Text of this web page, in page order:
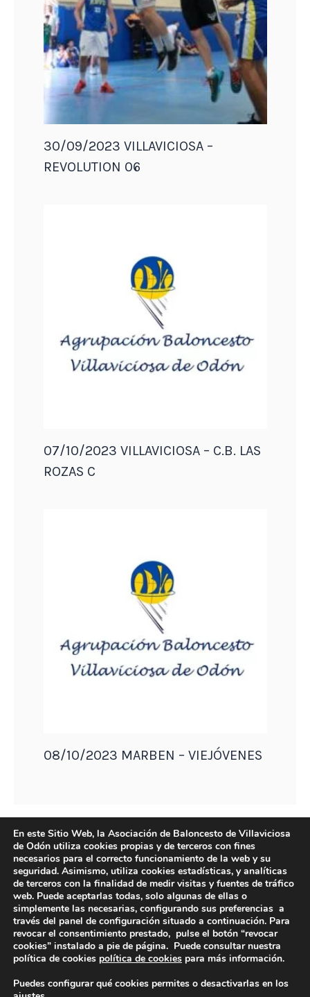
30/09/2023 VILLAVICIOSA –
REVOLUTION 06
07/10/2023 VILLAVICIOSA – C.B. LAS
ROZAS C
08/10/2023 MARBEN – VIEJÓVENES
DIRECCIÓN
Camino de Sacedón 15
28670
En este Sitio Web, la Asociación de Baloncesto de Villaviciosa
de Odón utiliza cookies propias y de terceros con fines
necesarios para el correcto funcionamiento de la web y su
seguridad. Asimismo, utiliza cookies estadísticas, y analíticas
de terceros con la finalidad de medir visitas y fuentes de tráfico
web. Puede aceptarlas todas, solo algunas de ellas o
simplemente las necesarias, configurando sus preferencias a
través del panel de configuración situado a continuación. Para
revocar el consentimiento prestado, pulse el botón “revocar
cookies” instalado a pie de página. Puede consultar nuestra
política de cookies política de cookies para más información.
Puedes configurar qué cookies permites o desactivarlas en los